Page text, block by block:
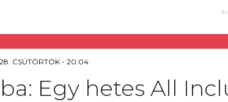
CSÜTÖRTÖK - 20:04
Egy hetes All